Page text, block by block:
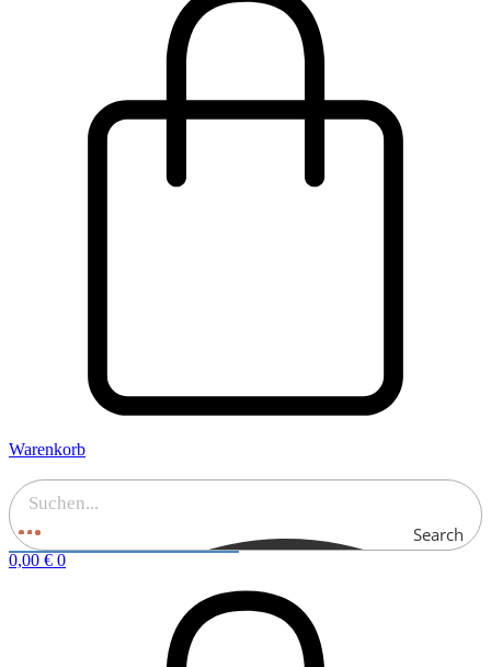
Warenkorb
Search
0,00 € 0